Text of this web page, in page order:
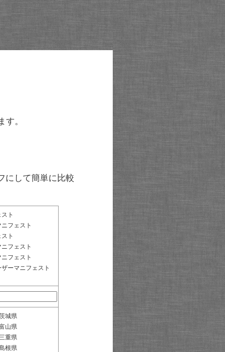
。
にして簡単に比較
ト
フェスト
ト
フェスト
フェスト
ーマニフェスト
城県
山県
重県
根県